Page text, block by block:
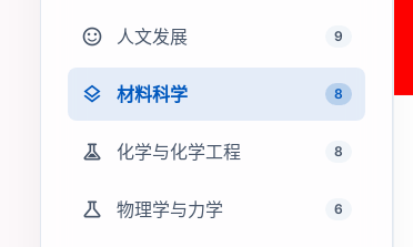
sentiment_satisfied 人文发展 9
layers 材料科学 8
experiment 化学与化学工程 8
science 物理学与力学 6